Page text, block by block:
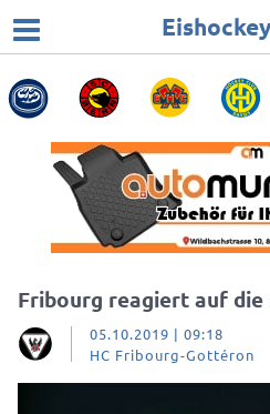
Eishockey
Fribourg reagiert auf
05.10.2019 | 09:18
HC Fribourg-Gottéron